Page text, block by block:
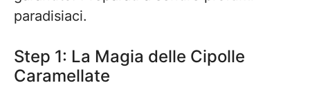
paradisiaci.
Step 1: La Magia delle Cipolle
Caramellate